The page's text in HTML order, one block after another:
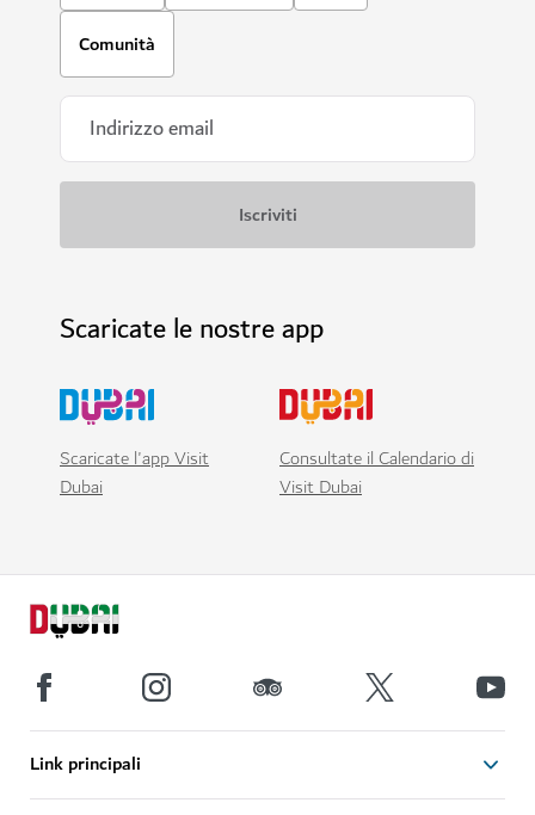
Comunità
Scaricate le nostre app
Scaricate l'app Visit
Dubai
Consultate il Calendario di
Visit Dubai
Link principali